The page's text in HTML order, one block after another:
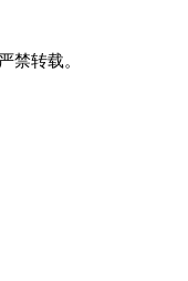
禁转载。